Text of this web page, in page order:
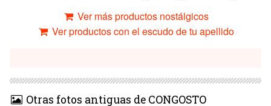
Ver más productos nostálgicos
Ver productos con el escudo de tu apellido
Otras fotos antiguas de CONGOSTO